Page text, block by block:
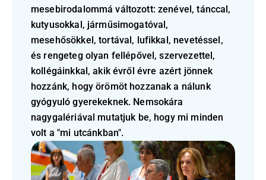
mesebirodalommá változott: zenével, tánccal,
kutyusokkal, járműsimogatóval,
mesehősökkel, tortával, lufikkal, nevetéssel,
és rengeteg olyan fellépővel, szervezettel,
kollégáinkkal, akik évről évre azért jönnek
hozzánk, hogy örömöt hozzanak a nálunk
gyógyuló gyerekeknek. Nemsokára
nagygalériával mutatjuk be, hogy mi minden
volt a "mi utcánkban".